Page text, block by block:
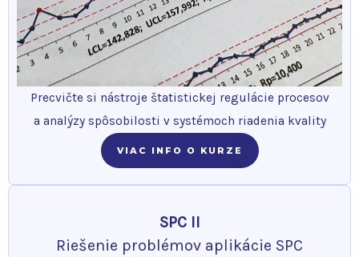
Precvičte si nástroje štatistickej regulácie procesov
a analýzy spôsobilosti v systémoch riadenia kvality
VIAC INFO O KURZE
SPC II
Riešenie problémov aplikácie SPC